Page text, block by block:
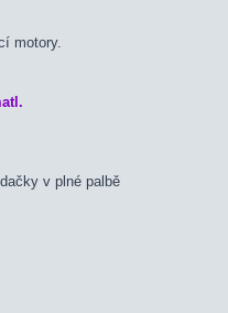
motory.
v plné palbě